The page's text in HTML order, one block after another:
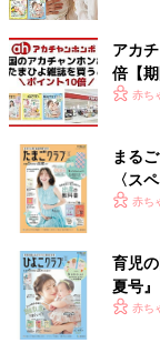
アカ
倍【期
赤ち
まる
〈ス
赤ち
育児
夏号
いっ赤ち